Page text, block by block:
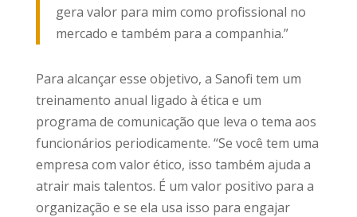
gera valor para mim como profissional no
mercado e também para a companhia.”
Para alcançar esse objetivo, a Sanofi tem um
treinamento anual ligado à ética e um
programa de comunicação que leva o tema aos
funcionários periodicamente. “Se você tem uma
empresa com valor ético, isso também ajuda a
atrair mais talentos. É um valor positivo para a
organização e se ela usa isso para engajar